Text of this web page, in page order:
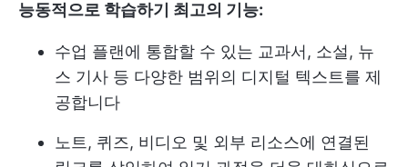
능동적으로 학습하기 최고의 기능:
수업 플랜에 통합할 수 있는 교과서, 소설, 뉴
스 기사 등 다양한 범위의 디지털 텍스트를 제
공합니다
노트, 퀴즈, 비디오 및 외부 리소스에 연결된